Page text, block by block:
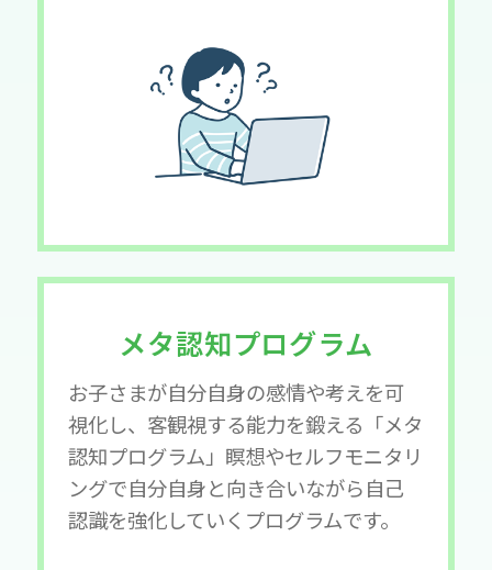
メタ認知プログラム
お子さまが自分自身の感情や考えを可
視化し、客観視する能力を鍛える「メタ
認知プログラム」瞑想やセルフモニタリ
ングで自分自身と向き合いながら自己
認識を強化していくプログラムです。